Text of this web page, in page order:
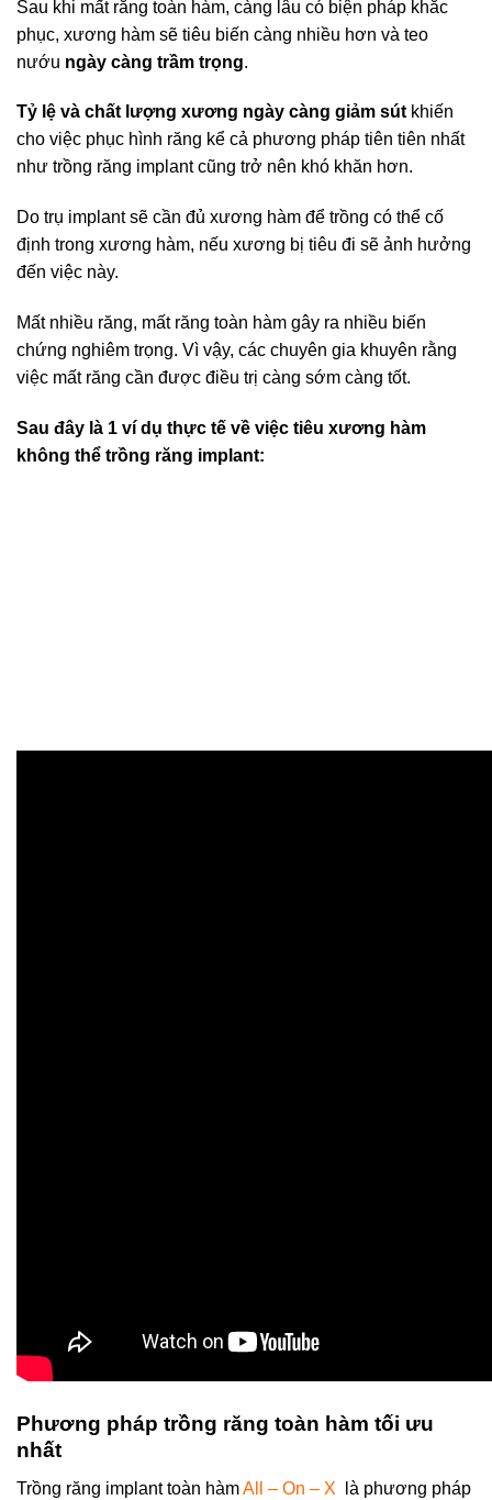
Sau khi mất răng toàn hàm, càng lâu có biện pháp khắc
phục, xương hàm sẽ tiêu biến càng nhiều hơn và teo
nướu ngày càng trầm trọng.
Tỷ lệ và chất lượng xương ngày càng giảm sút khiến
cho việc phục hình răng kể cả phương pháp tiên tiên nhất
như trồng răng implant cũng trở nên khó khăn hơn.
Do trụ implant sẽ cần đủ xương hàm để trồng có thể cố
định trong xương hàm, nếu xương bị tiêu đi sẽ ảnh hưởng
đến việc này.
Mất nhiều răng, mất răng toàn hàm gây ra nhiều biến
chứng nghiêm trọng. Vì vậy, các chuyên gia khuyên rằng
việc mất răng cần được điều trị càng sớm càng tốt.
Sau đây là 1 ví dụ thực tế về việc tiêu xương hàm
không thể trồng răng implant:
Phương pháp trồng răng toàn hàm tối ưu
nhất
Trồng răng implant toàn hàmAll – On – X là phương pháp